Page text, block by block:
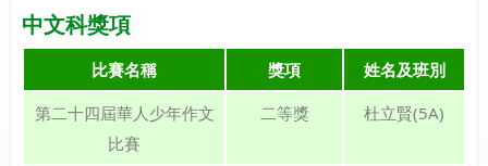
中文科獎項
比賽名稱 獎項
姓名及班別
第二十四屆華人少年作文
比賽
二等獎 杜立賢(5A)